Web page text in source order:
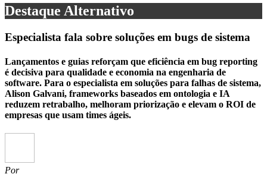
Destaque Alternativo
Especialista fala sobre soluções em bugs de sistema
Lançamentos e guias reforçam que eficiência em bug reporting
é decisiva para qualidade e economia na engenharia de
software. Para o especialista em soluções para falhas de sistema,
Alison Galvani, frameworks baseados em ontologia e IA
reduzem retrabalho, melhoram priorização e elevam o ROI de
empresas que usam times ágeis.
Por